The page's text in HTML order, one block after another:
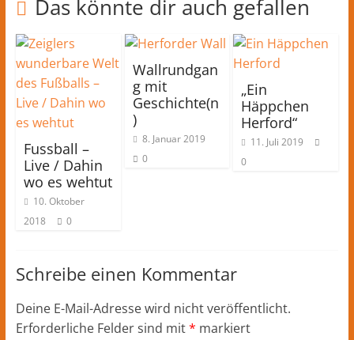
Das könnte dir auch gefallen
Fussball –
Live / Dahin
wo es wehtut
10. Oktober
2018
0
Wallrundgan
g mit
Geschichte(n
)
8. Januar 2019
0
„Ein
Häppchen
Herford“
11. Juli 2019
0
Schreibe einen Kommentar
Deine E-Mail-Adresse wird nicht veröffentlicht.
Erforderliche Felder sind mit* markiert